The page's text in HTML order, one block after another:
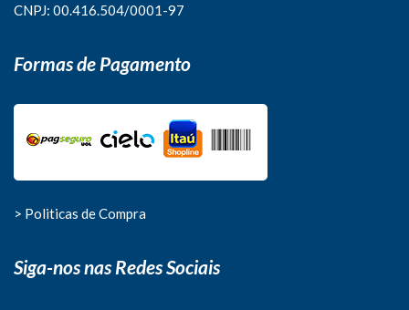
CNPJ: 00.416.504/0001-97
Formas de Pagamento
> Politicas de Compra
Siga-nos nas Redes Sociais